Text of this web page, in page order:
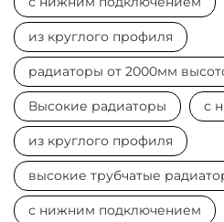
из круглого профиля
радиаторы от 2000мм
Высокие радиаторы с
из круглого профиля
высокие трубчатые
с нижним подключением